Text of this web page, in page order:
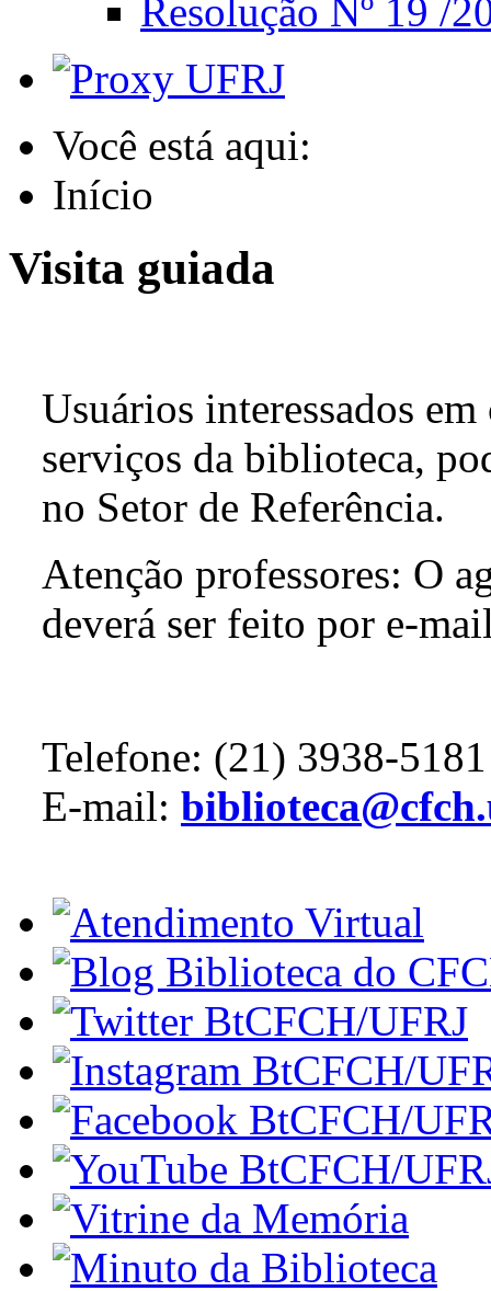
Resolução Nº 19 /
Você está aqui:
Início
Visita guiada
Usuários interessados
serviços da biblioteca,
no Setor de Referência.
Atenção professores: O
deverá ser feito por e-
Telefone: (21) 3938-5181
E-mail: